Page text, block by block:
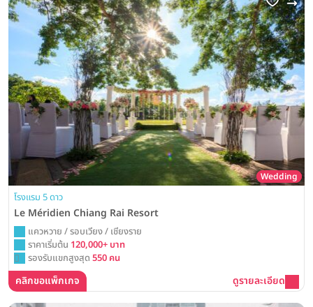
Wedding
โรงแรม 5 ดาว
Le Méridien Chiang Rai Resort
แควหวาย / รอบเวียง / เชียงราย
ราคาเริ่มต้น 120,000+ บาท
รองรับแขกสูงสุด 550 คน
คลิกขอแพ็กเกจ ดูรายละเอียด